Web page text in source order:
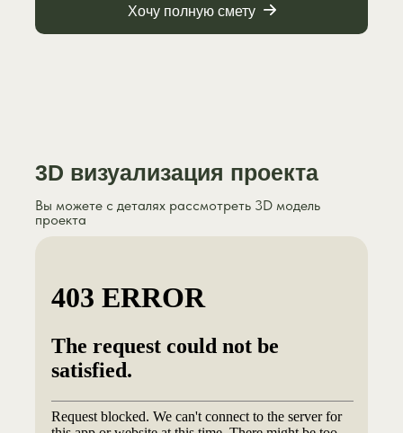
Хочу полную смету
3D визуализация проекта
Вы можете с деталях рассмотреть 3D модель
проекта